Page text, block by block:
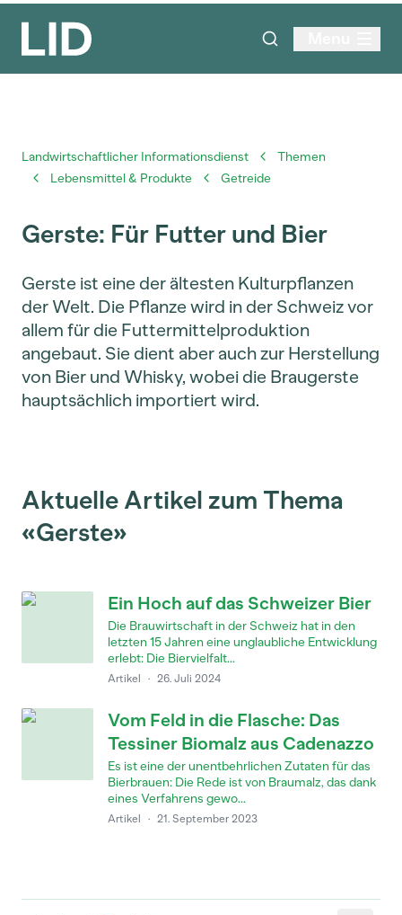
Landwirtschaftlicher Informationsdienst
Themen
Lebensmittel & Produkte
Getreide
Gerste: Für Futter und Bier
Gerste ist eine der ältesten Kulturpflanzen
der Welt. Die Pflanze wird in der Schweiz vor
allem für die Futtermittelproduktion
angebaut. Sie dient aber auch zur Herstellung
von Bier und Whisky, wobei die Braugerste
hauptsächlich importiert wird.
Aktuelle Artikel zum Thema
«Gerste»
Ein Hoch auf das Schweizer Bier
Die Brauwirtschaft in der Schweiz hat in den
letzten 15 Jahren eine unglaubliche Entwicklung
erlebt: Die Biervielfalt...
Artikel · 26. Juli 2024
Vom Feld in die Flasche: Das
Tessiner Biomalz aus Cadenazzo
Es ist eine der unentbehrlichen Zutaten für das
Bierbrauen: Die Rede ist von Braumalz, das dank
eines Verfahrens gewo...
Artikel · 21. September 2023